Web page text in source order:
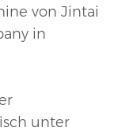
von Jintai
in
unter